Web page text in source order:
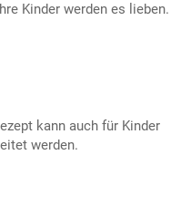
Kinder werden es lieben.
kann auch für Kinder
werden.